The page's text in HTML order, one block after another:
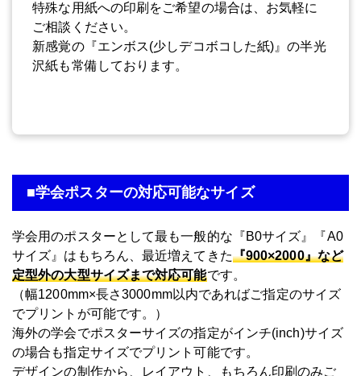
特殊な用紙への印刷をご希望の場合は、お気軽に
ご相談ください。
新感覚の『エンボス(少しデコボコした紙)』の半光
沢紙も常備しております。
■学会ポスターの対応可能なサイズ
学会用のポスターとして最も一般的な『B0サイズ』『A0
サイズ』はもちろん、最近増えてきた『900×2000』など
定型外の大型サイズまで対応可能です。
（幅1200mm×長さ3000mm以内であればご指定のサイズ
でプリントが可能です。）
海外の学会でポスターサイズの指定がインチ(inch)サイズ
の場合も指定サイズでプリント可能です。
デザインの制作から、レイアウト、もちろん印刷のみご